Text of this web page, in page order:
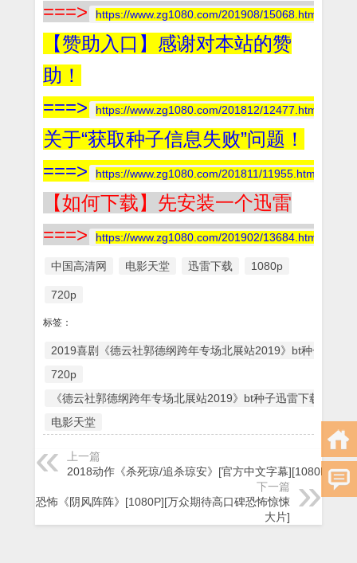
===>
https://www.zg1080.com/201908/15068.html
【赞助入口】感谢对本站的赞
助！
===>
https://www.zg1080.com/201812/12477.html
关于“获取种子信息失败”问题！
===>
https://www.zg1080.com/201811/11955.html
【如何下载】先安装一个迅雷
===>
https://www.zg1080.com/201902/13684.html
中国高清网 电影天堂 迅雷下载 1080p
720p
标签：
2019喜剧《德云社郭德纲跨年专场北展站2019》bt种子迅雷
720p
《德云社郭德纲跨年专场北展站2019》bt种子迅雷下载
电影天堂
上一篇
2018动作《杀死琼/追杀琼安》[官方中文字幕][1080P]
下一篇
2018恐怖《阴风阵阵》[1080P][万众期待高口碑恐怖惊悚
大片]